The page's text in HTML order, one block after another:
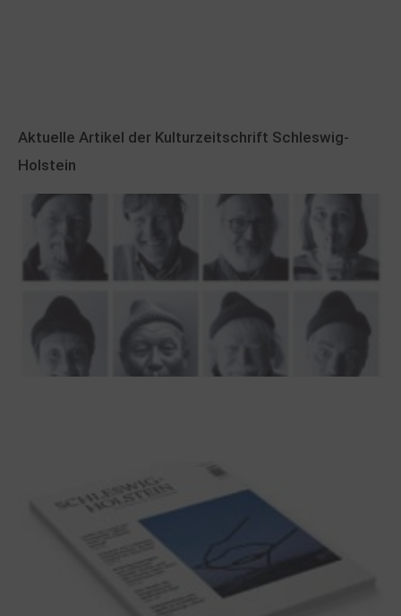
Aktuelle Artikel der Kulturzeitschrift Schleswig-
Holstein